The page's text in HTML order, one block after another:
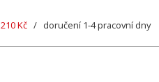
210 Kč / doručení 1-4 pracovní dny